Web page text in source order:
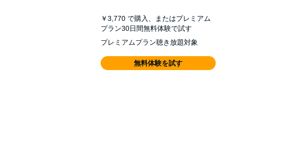
￥3,770 で購入、またはプレミアム
プラン30日間無料体験で試す
プレミアムプラン聴き放題対象
無料体験を試す